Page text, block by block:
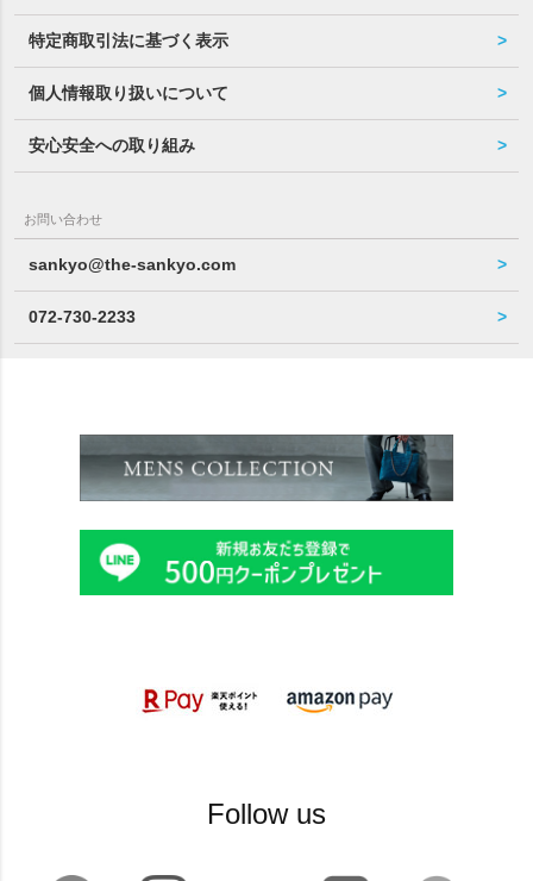
特定商取引法に基づく表示
個人情報取り扱いについて
安心安全への取り組み
お問い合わせ
sankyo@the-sankyo.com
072-730-2233
Follow us